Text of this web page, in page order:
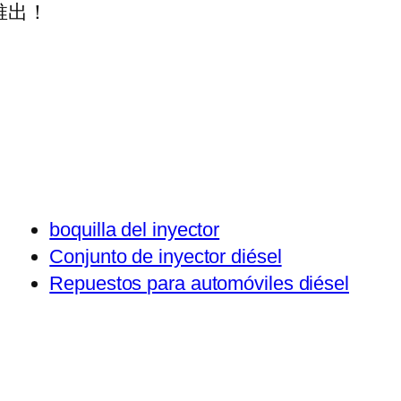
！
boquilla del inyector
Conjunto de inyector diésel
Repuestos para automóviles diésel